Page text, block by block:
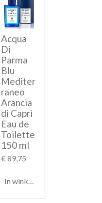
Acqua
Di
Parma
Blu
Mediter
raneo
Arancia
di Capri
Eau de
Toilette
150 ml
€ 89,75
In winkelwagen